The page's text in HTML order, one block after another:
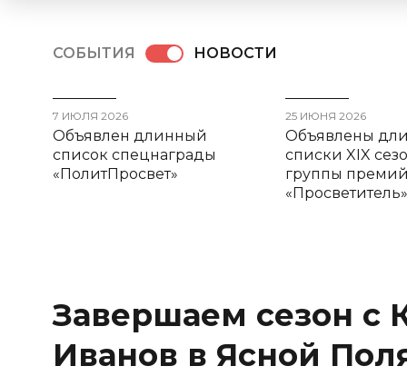
СОБЫТИЯ НОВОСТИ
7 ИЮЛЯ 2026
Объявлен длинный
список спецнаграды
«ПолитПросвет»
25 ИЮНЯ 2026
Oбъявлены
списки XIX
группы
«Просветитель»
Завершаем сезон
Иванов в Ясной